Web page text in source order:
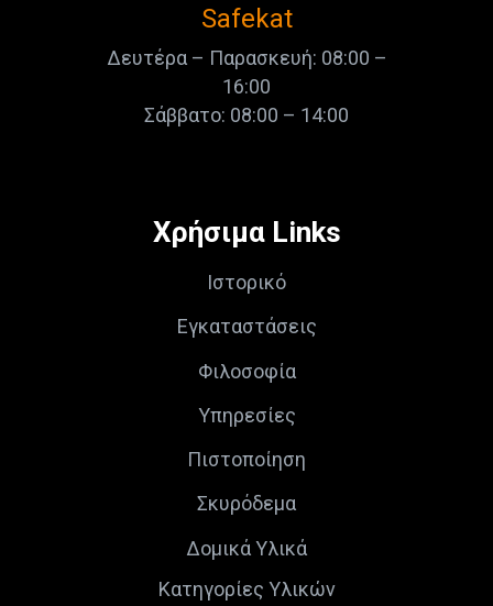
Safekat
Δευτέρα – Παρασκευή: 08:00 –
16:00
Σάββατο: 08:00 – 14:00
Χρήσιμα Links
Ιστορικό
Εγκαταστάσεις
Φιλοσοφία
Υπηρεσίες
Πιστοποίηση
Σκυρόδεμα
Δομικά Υλικά
Κατηγορίες Υλικών